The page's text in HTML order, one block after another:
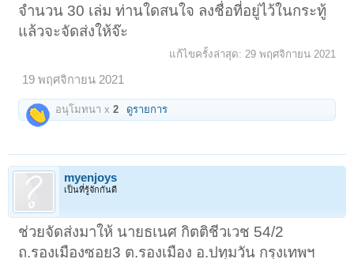
จำนวน 30 เล่ม ท่านใดสนใจ ลงชื่อที่อยู่ไว้ในกระทู้
แล้วจะจัดส่งให้จ๊ะ
แก้ไขครั้งล่าสุด: 29 พฤศจิกายน 2021
19 พฤศจิกายน 2021
อนุโมทนา x2 ดูรายการ
myenjoys
เป็นที่รู้จักกันดี
ช่วยจัดส่งมาให้ นายธเนศ กิตติชีวเวช 54/2
ถ.รองเมืองซอย3 ต.รองเมือง อ.ปทุมวัน กรุงเทพฯ